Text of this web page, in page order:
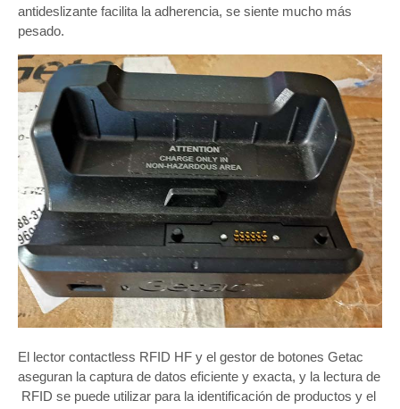
antideslizante facilita la adherencia, se siente mucho más
pesado.
El lector contactless RFID HF y el gestor de botones Getac
aseguran la captura de datos eficiente y exacta, y la lectura de
RFID se puede utilizar para la identificación de productos y el